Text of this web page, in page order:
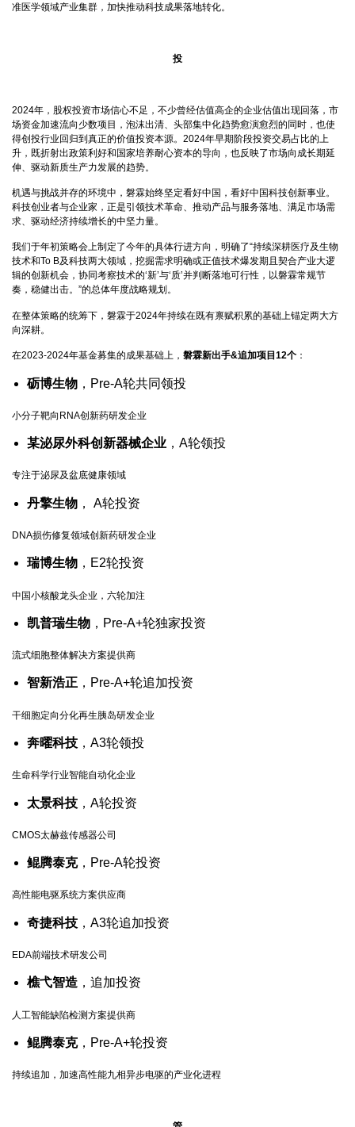
准医学领域产业集群，加快推动科技成果落地转化。
投
2024年，股权投资市场信心不足，不少曾经估值高企的企业估值出现回落，市
场资金加速流向少数项目，泡沫出清、头部集中化趋势愈演愈烈的同时，也使
得创投行业回归到真正的价值投资本源。2024年早期阶段投资交易占比的上
升，既折射出政策利好和国家培养耐心资本的导向，也反映了市场向成长期延
伸、驱动新质生产力发展的趋势。
机遇与挑战并存的环境中，磐霖始终坚定看好中国，看好中国科技创新事业。
科技创业者与企业家，正是引领技术革命、推动产品与服务落地、满足市场需
求、驱动经济持续增长的中坚力量。
我们于年初策略会上制定了今年的具体行进方向，明确了“持续深耕医疗及生物
技术和To B及科技两大领域，挖掘需求明确或正值技术爆发期且契合产业大逻
辑的创新机会，协同考察技术的‘新’与‘质’并判断落地可行性，以磐霖常规节
奏，稳健出击。”的总体年度战略规划。
在整体策略的统筹下，磐霖于2024年持续在既有禀赋积累的基础上锚定两大方
向深耕。
在2023-2024年基金募集的成果基础上， 磐霖新出手&追加项目12个 ：
砺博生物 ，Pre-A轮共同领投
小分子靶向RNA创新药研发企业
某泌尿外科创新器械企业 ，A轮领投
专注于泌尿及盆底健康领域
丹擎生物 ， A轮投资
DNA损伤修复领域创新药研发企业
瑞博生物 ，E2轮投资
中国小核酸龙头企业，六轮加注
凯普瑞生物 ，Pre-A+轮独家投资
流式细胞整体解决方案提供商
智新浩正 ，Pre-A+轮追加投资
干细胞定向分化再生胰岛研发企业
奔曜科技 ，A3轮领投
生命科学行业智能自动化企业
太景科技 ，A轮投资
CMOS太赫兹传感器公司
鲲腾泰克，Pre-A轮投资
高性能电驱系统方案供应商
奇捷科技 ，A3轮追加投资
EDA前端技术研发公司
樵弋智造 ，追加投资
人工智能缺陷检测方案提供商
鲲腾泰克，Pre-A+轮投资
持续追加，加速高性能九相异步电驱的产业化进程